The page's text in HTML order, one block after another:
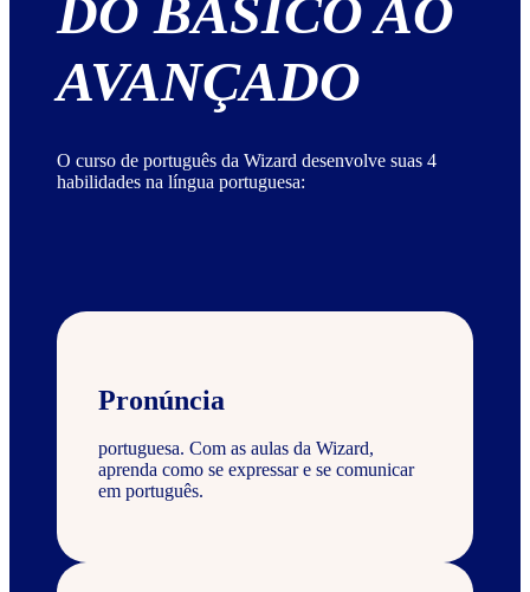
DO BÁSICO AO
AVANÇADO
O curso de português da Wizard desenvolve suas 4
habilidades na língua portuguesa:
Pronúncia
portuguesa. Com as aulas da Wizard,
aprenda como se expressar e se comunicar
em português.